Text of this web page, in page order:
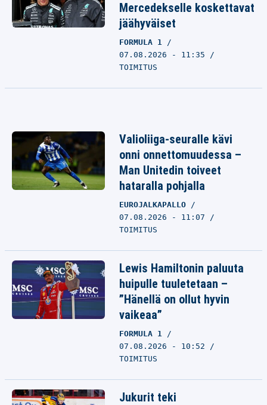
Mercedekselle koskettavat
jäähyväiset
FORMULA 1
07.08.2026 - 11:35
TOIMITUS
Valioliiga-seuralle kävi
onni onnettomuudessa –
Man Unitedin toiveet
hataralla pohjalla
EUROJALKAPALLO
07.08.2026 - 11:07
TOIMITUS
Lewis Hamiltonin paluuta
huipulle tuuletetaan –
”Hänellä on ollut hyvin
vaikeaa”
FORMULA 1
07.08.2026 - 10:52
TOIMITUS
Jukurit teki